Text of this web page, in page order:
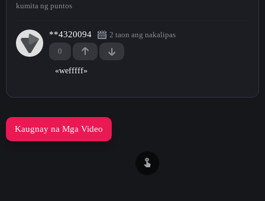
kumita ng puntos
0
**4320094 2 taon ang nakalipas
«wefffff»
Kaugnay na Mga Video